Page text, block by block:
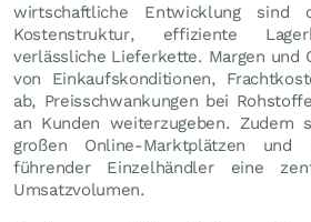
wirtschaftliche Entwicklung sind
Kostenstruktur, effiziente
verlässliche Lieferkette. Margen und
von Einkaufskonditionen,
ab, Preisschwankungen bei
an Kunden weiterzugeben. Zudem
großen Online-Marktplätzen
führender Einzelhändler eine
Umsatzvolumen.